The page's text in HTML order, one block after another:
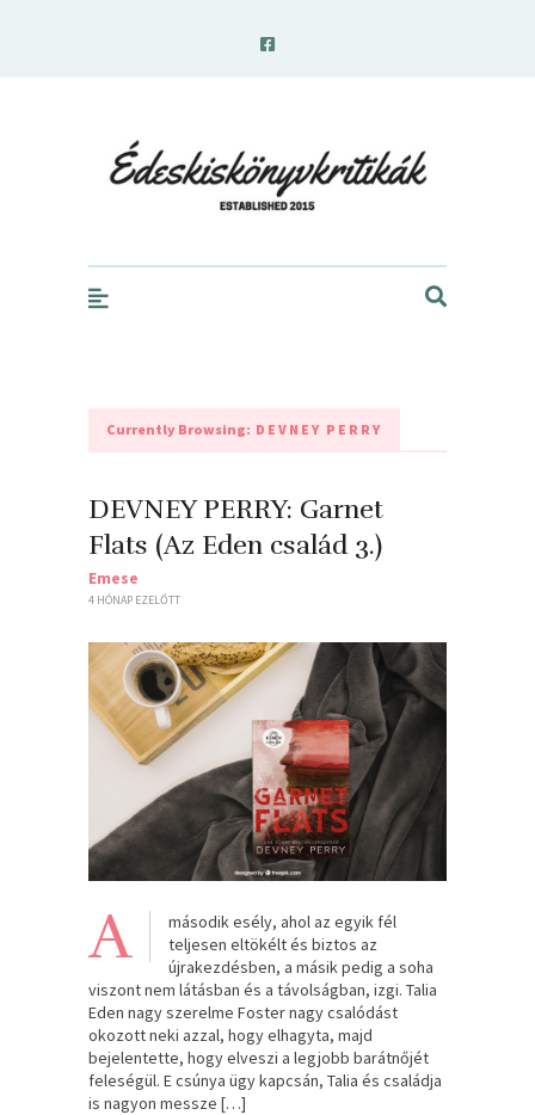
Currently Browsing: DEVNEY PERRY
DEVNEY PERRY: Garnet
Flats (Az Eden család 3.)
Emese
4 HÓNAP EZELŐTT
A
második esély, ahol az egyik fél
teljesen eltökélt és biztos az
újrakezdésben, a másik pedig a soha
viszont nem látásban és a távolságban, izgi. Talia
Eden nagy szerelme Foster nagy csalódást
okozott neki azzal, hogy elhagyta, majd
bejelentette, hogy elveszi a legjobb barátnőjét
feleségül. E csúnya ügy kapcsán, Talia és családja
is nagyon messze […]